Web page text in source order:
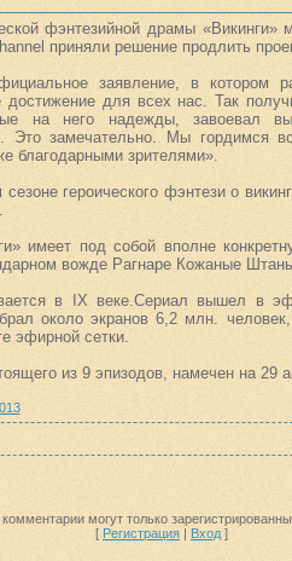
фэнтезийной драмы «Викинги»
приняли решение продлить
заявление, в котором
для всех нас. Так
на него надежды, завоевал
Это замечательно. Мы гордимся
благодарными зрителями».
героического фэнтези о
имеет под собой вполне
вожде Рагнаре Кожаные
в IX веке.Сериал вышел в
около экранов 6,2 млн.
эфирной сетки.
из 9 эпизодов, намечен на 29
могут только
[ Регистрация | Вход ]